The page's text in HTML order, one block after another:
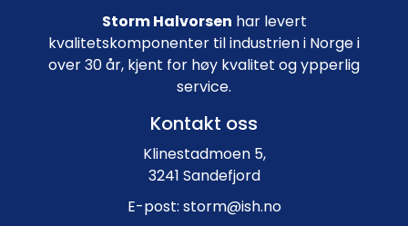
Storm Halvorsen har levert
kvalitetskomponenter til industrien i Norge i
over 30 år, kjent for høy kvalitet og ypperlig
service.
Kontakt oss
Klinestadmoen 5,
3241 Sandefjord
E-post: storm@ish.no